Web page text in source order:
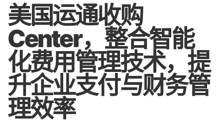
美国运通收购
Center，整合智能
化费用管理技术，提
升企业支付与财务管
理效率